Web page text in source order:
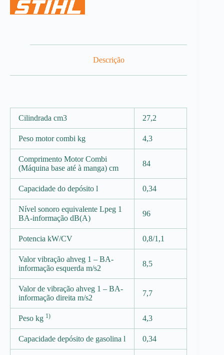
Descrição
Cilindrada cm3 27,2
Peso motor combi kg 4,3
Comprimento Motor Combi
(Máquina base até à manga) cm
84
Capacidade do depósito l 0,34
Nível sonoro equivalente Lpeg 1
BA-informação dB(A)
96
Potencia kW/CV 0,8/1,1
Valor vibração ahveg 1 – BA-
informação esquerda m/s2
8,5
Valor de vibração ahveg 1 – BA-
informação direita m/s2
7,7
Peso kg 1) 4,3
Capacidade depósito de gasolina l 0,34